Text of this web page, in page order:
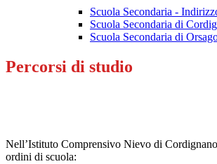
Scuola Secondaria -
Scuola Secondaria di
Scuola Secondaria di
Percorsi di studio
Nell’Istituto Comprensivo Nievo di
ordini di scuola: